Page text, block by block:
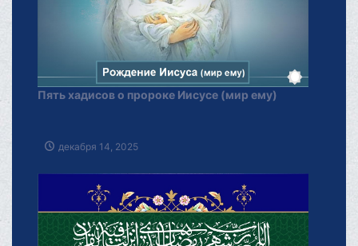
Пять хадисов о пророке Иисусе (мир ему)
декабря 14, 2025